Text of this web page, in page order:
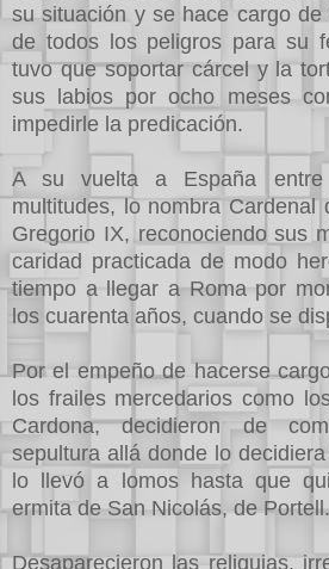
su situación y se hace cargo
de todos los peligros para su
tuvo que soportar cárcel y la
sus labios por ocho meses
impedirle la predicación.
A su vuelta a España
multitudes, lo nombra Cardenal
Gregorio IX, reconociendo sus
caridad practicada de modo
tiempo a llegar a Roma por
los cuarenta años, cuando se
Por el empeño de hacerse
los frailes mercedarios como
Cardona, decidieron de
sepultura allá donde lo
lo llevó a lomos hasta que
ermita de San Nicolás, de Portell.
Desaparecieron las reliquias,